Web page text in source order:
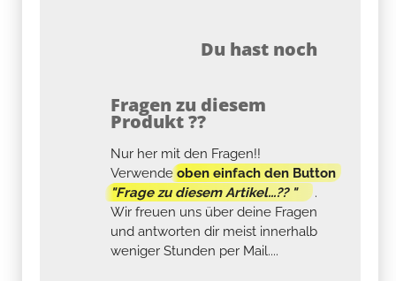
Du hast noch
Fragen zu diesem
Produkt ??
Nur her mit den Fragen!!
Verwendeoben einfach den Button
"Frage zu diesem Artikel...?? "
.
Wir freuen uns über deine Fragen
und antworten dir meist innerhalb
weniger Stunden per Mail....